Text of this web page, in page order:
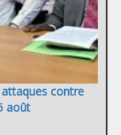
contre
août